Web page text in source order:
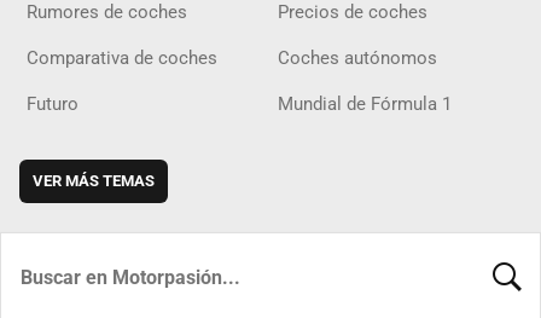
Rumores de coches Precios de coches
Comparativa de coches Coches autónomos
Futuro Mundial de Fórmula 1
VER MÁS TEMAS